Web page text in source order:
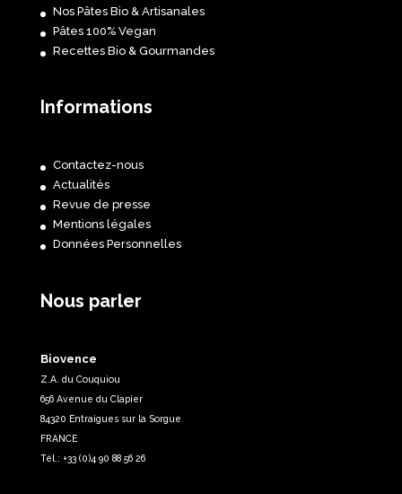
Nos Pâtes Bio & Artisanales
Pâtes 100% Vegan
Recettes Bio & Gourmandes
Informations
Contactez-nous
Actualités
Revue de presse
Mentions légales
Données Personnelles
Nous parler
Biovence
Z.A. du Couquiou
656 Avenue du Clapier
84320 Entraigues sur la Sorgue
FRANCE
Tél.: +33 (0)4 90 88 56 26